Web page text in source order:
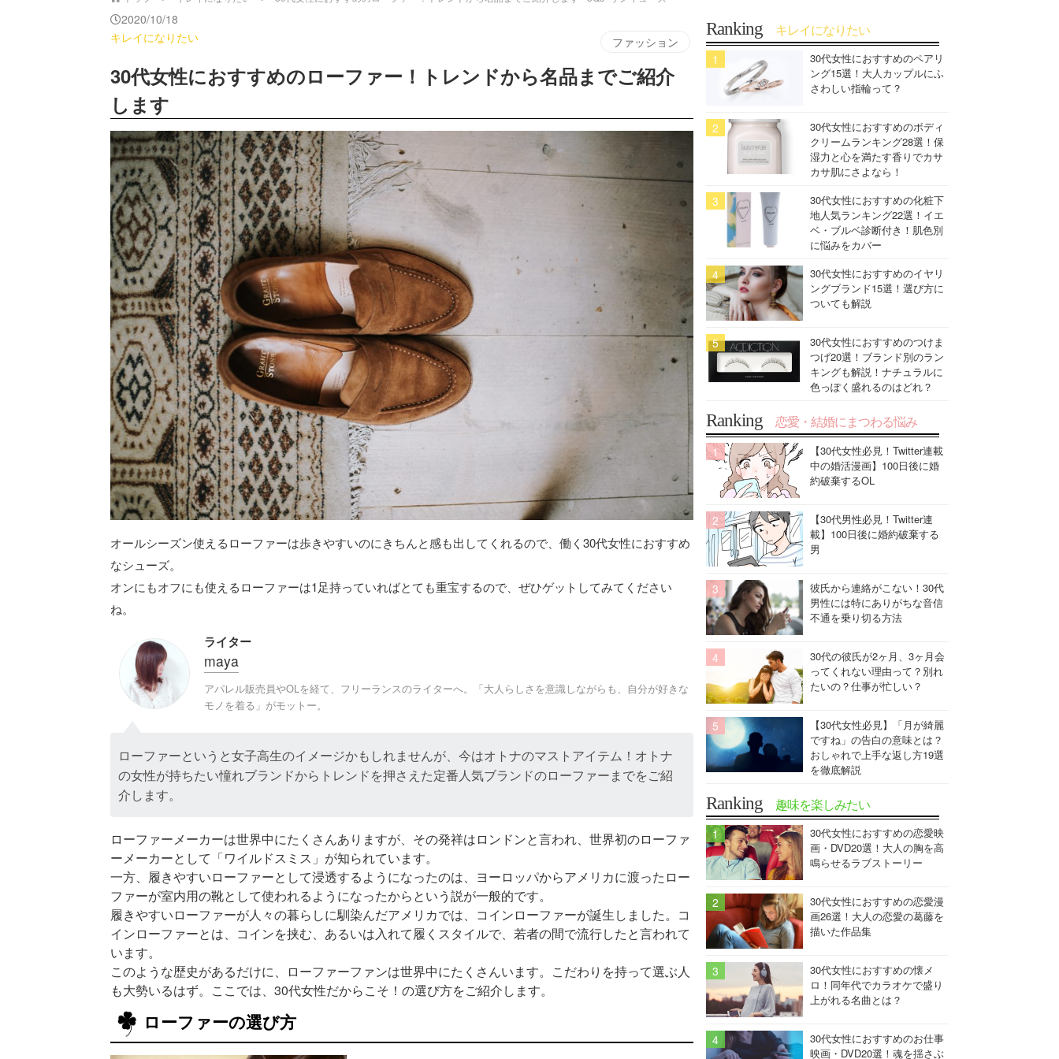
2020/10/18
キレイになりたい ファッション
30代女性におすすめのローファー！トレンドから名品までご紹介
します
オールシーズン使えるローファーは歩きやすいのにきちんと感も出してくれるので、働く30代女性におすすめ
なシューズ。
オンにもオフにも使えるローファーは1足持っていればとても重宝するので、ぜひゲットしてみてください
ね。
ライター
maya
アパレル販売員やOLを経て、フリーランスのライターへ。「大人らしさを意識しながらも、自分が好きな
モノを着る」がモットー。
ローファーというと女子高生のイメージかもしれませんが、今はオトナのマストアイテム！オトナ
の女性が持ちたい憧れブランドからトレンドを押さえた定番人気ブランドのローファーまでをご紹
介します。
ローファーメーカーは世界中にたくさんありますが、その発祥はロンドンと言われ、世界初のローファ
ーメーカーとして「ワイルドスミス」が知られています。
一方、履きやすいローファーとして浸透するようになったのは、ヨーロッパからアメリカに渡ったロー
ファーが室内用の靴として使われるようになったからという説が一般的です。
履きやすいローファーが人々の暮らしに馴染んだアメリカでは、コインローファーが誕生しました。コ
インローファーとは、コインを挟む、あるいは入れて履くスタイルで、若者の間で流行したと言われて
います。
このような歴史があるだけに、ローファーファンは世界中にたくさんいます。こだわりを持って選ぶ人
も大勢いるはず。ここでは、30代女性だからこそ！の選び方をご紹介します。
ローファーの選び方
Ranking キレイになりたい
30代女性におすすめのペアリ
ング15選！大人カップルにふ
さわしい指輪って？
30代女性におすすめのボディ
クリームランキング28選！保
湿力と心を満たす香りでカサ
カサ肌にさよなら！
30代女性におすすめの化粧下
地人気ランキング22選！イエ
ベ・ブルベ診断付き！肌色別
に悩みをカバー
30代女性におすすめのイヤリ
ングブランド15選！選び方に
ついても解説
30代女性におすすめのつけま
つげ20選！ブランド別のラン
キングも解説！ナチュラルに
色っぽく盛れるのはどれ？
Ranking 恋愛・結婚にまつわる悩み
【30代女性必見！Twitter連載
中の婚活漫画】100日後に婚
約破棄するOL
【30代男性必見！Twitter連
載】100日後に婚約破棄する
男
彼氏から連絡がこない！30代
男性には特にありがちな音信
不通を乗り切る方法
30代の彼氏が2ヶ月、3ヶ月会
ってくれない理由って？別れ
たいの？仕事が忙しい？
【30代女性必見】「月が綺麗
ですね」の告白の意味とは？
おしゃれで上手な返し方19選
を徹底解説
Ranking 趣味を楽しみたい
30代女性におすすめの恋愛映
画・DVD20選！大人の胸を高
鳴らせるラブストーリー
30代女性におすすめの恋愛漫
画26選！大人の恋愛の葛藤を
描いた作品集
30代女性におすすめの懐メ
ロ！同年代でカラオケで盛り
上がれる名曲とは？
30代女性におすすめのお仕事
映画・DVD20選！魂を揺さぶ